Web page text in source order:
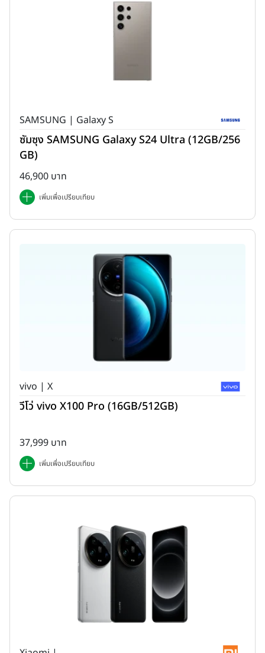
SAMSUNG | Galaxy S
ซัมซุง SAMSUNG Galaxy S24 Ultra (12GB/256
GB)
46,900 บาท
เพิ่มเพื่อเปรียบเทียบ
vivo | X
วีโว่ vivo X100 Pro (16GB/512GB)
37,999 บาท
เพิ่มเพื่อเปรียบเทียบ